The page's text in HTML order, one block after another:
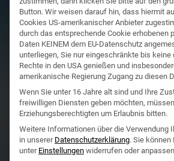
Ihr Apotheker
Button. Wir weisen darauf hin, dass hiermit
Cookies US-amerikanischer Anbieter
durch das entsprechende Cookie erhobenen
Daten KEINEM dem EU-Datenschutz
unterliegen, Sie nur eingeschränkte bis
Rechte in den USA genießen und
amerikanische Regierung Zugang zu diesen
Wenn Sie unter 16 Jahre alt sind und Ihre
freiwilligen Diensten geben möchten,
Erziehungsberechtigten um Erlaubnis bitten.
Weitere Informationen über die Verwendung
in unserer Datenschutzerklärung. Sie können
unter Einstellungen widerrufen oder